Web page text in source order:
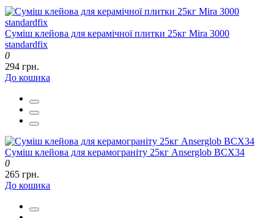
Суміш клейова для керамічної плитки 25кг Mira 3000
standardfix
0
294 грн.
До кошика
Суміш клейова для керамограніту 25кг Anserglob BCX34
0
265 грн.
До кошика